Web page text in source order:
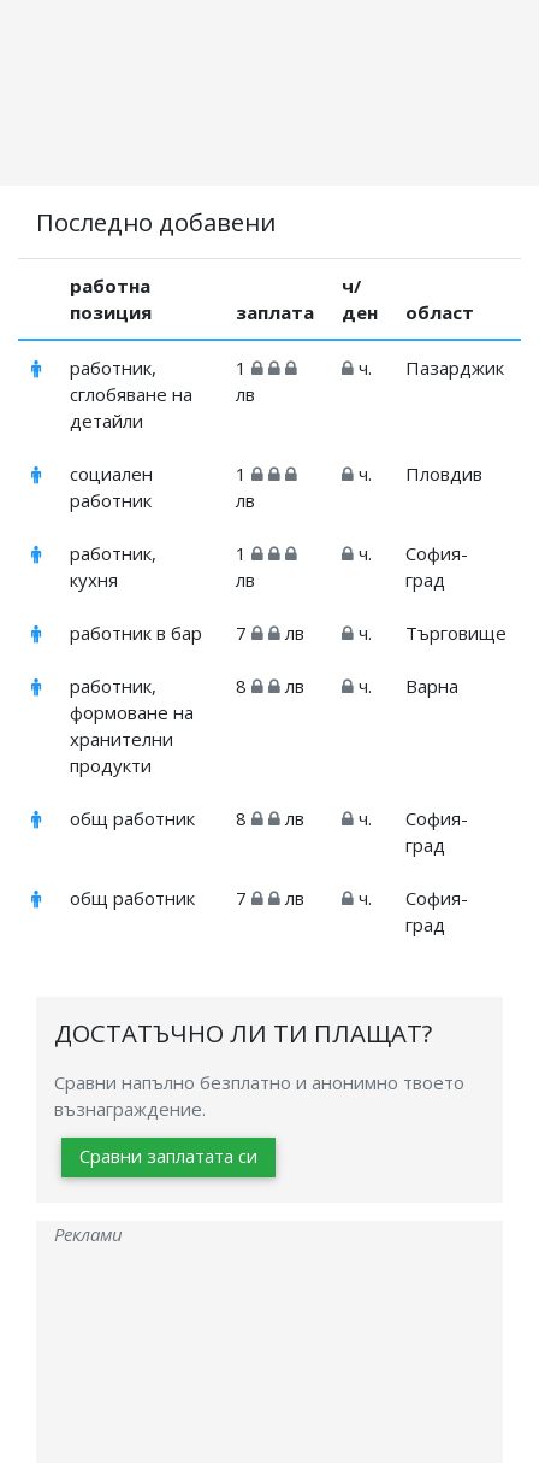
Последно добавени
работна
позиция
заплата
ч/
ден
област
работник,
сглобяване на
детайли
1
лв
ч. Пазарджик
социален
работник
1
лв
ч. Пловдив
работник,
кухня
1
лв
ч.
София-
град
работник в бар 7 лв ч. Търговище
работник,
формоване на
хранителни
продукти
8 лв ч. Варна
общ работник 8 лв ч.
София-
град
общ работник 7 лв ч.
София-
град
ДОСТАТЪЧНО ЛИ ТИ ПЛАЩАТ?
Сравни напълно безплатно и анонимно твоето
възнаграждение.
Сравни заплатата си
Реклами